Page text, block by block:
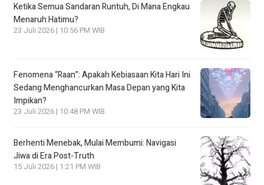
Ketika Semua Sandaran Runtuh, Di Mana Engkau
Menaruh Hatimu?
23 Juli 2026 | 10:56 PM WIB
Fenomena “Raan”: Apakah Kebiasaan Kita Hari Ini
Sedang Menghancurkan Masa Depan yang Kita
Impikan?
23 Juli 2026 | 10:48 PM WIB
Berhenti Menebak, Mulai Membumi: Navigasi
Jiwa di Era Post-Truth
15 Juli 2026 | 1:21 PM WIB